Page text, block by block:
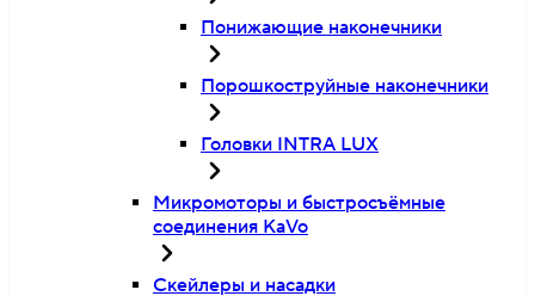
Понижающие наконечники
Порошкоструйные наконечники
Головки INTRA LUX
Микромоторы и быстросъёмные
соединения KaVo
Скейлеры и насадки